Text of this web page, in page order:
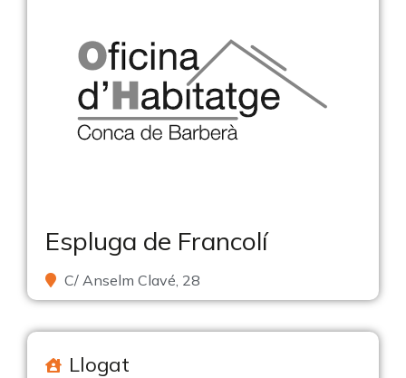
Espluga de Francolí
C/ Anselm Clavé, 28
Llogat